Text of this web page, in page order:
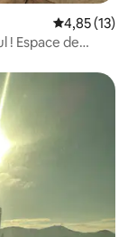
Évaluation
4,85 (13)
! Espace de